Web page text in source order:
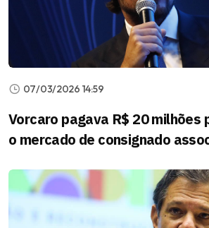
07/03/2026 14:59
Vorcaro pagava R$ 20 milhões
o mercado de consignado